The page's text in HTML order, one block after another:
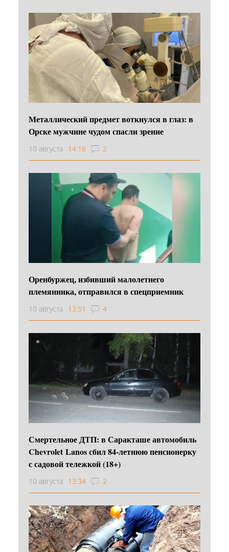
Металлический предмет воткнулся в глаз: в
Орске мужчине чудом спасли зрение
10 августа 14:16 2
Оренбуржец, избивший малолетнего
племянника, отправился в спецприемник
10 августа 13:51 4
Смертельное ДТП: в Саракташе автомобиль
Chevrolet Lanos сбил 84-летнюю пенсионерку
с садовой тележкой (18+)
10 августа 13:34 2